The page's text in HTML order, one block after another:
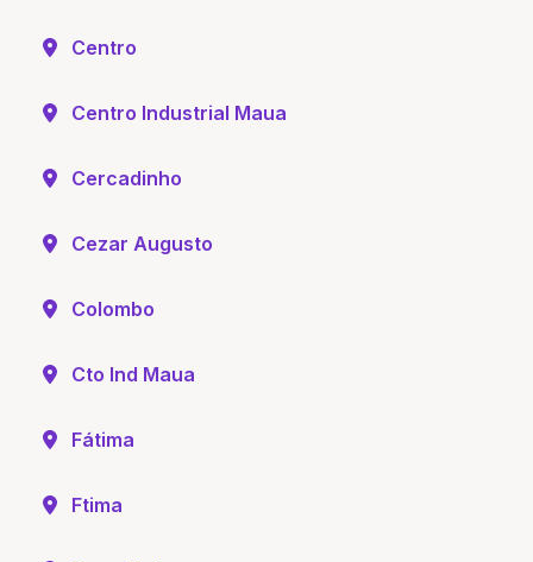
Centro
Centro Industrial Maua
Cercadinho
Cezar Augusto
Colombo
Cto Ind Maua
Fátima
Ftima